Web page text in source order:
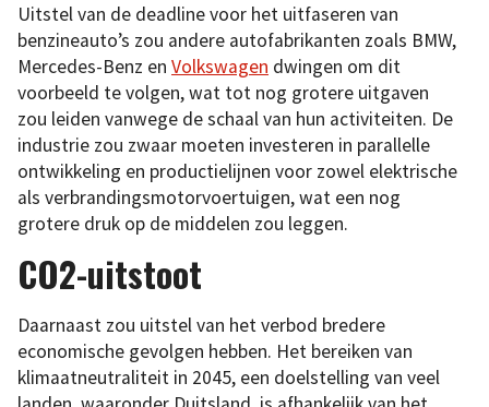
Uitstel van de deadline voor het uitfaseren van
benzineauto’s zou andere autofabrikanten zoals BMW,
Mercedes-Benz en Volkswagen dwingen om dit
voorbeeld te volgen, wat tot nog grotere uitgaven
zou leiden vanwege de schaal van hun activiteiten. De
industrie zou zwaar moeten investeren in parallelle
ontwikkeling en productielijnen voor zowel elektrische
als verbrandingsmotorvoertuigen, wat een nog
grotere druk op de middelen zou leggen.
CO2-uitstoot
Daarnaast zou uitstel van het verbod bredere
economische gevolgen hebben. Het bereiken van
klimaatneutraliteit in 2045, een doelstelling van veel